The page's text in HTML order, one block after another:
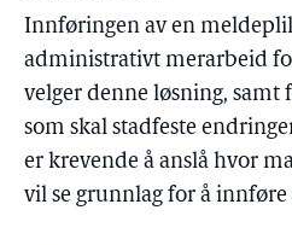
Innføringen av en
administrativt merarbeid
velger denne løsning,
som skal stadfeste
er krevende å anslå hvor
vil se grunnlag for å